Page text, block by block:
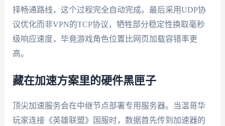
择畅通路线，这个过程完全自动完成。最后采用UDP协
议优化而非VPN的TCP协议，牺牲部分稳定性换取毫秒
级响应速度，毕竟游戏角色位置比网页加载容错率更
高。
藏在加速方案里的硬件黑匣子
顶尖加速服务会在中继节点部署专用服务器。当温哥华
玩家连接《英雄联盟》国服时，数据首先传到加速器的